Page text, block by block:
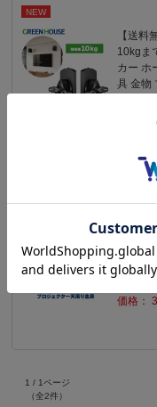
NEW
【送料
10kgま
カー ホ
具 金物
価格：
節 左右
下げ 金
クター
価格：
1 / 1ページ
（全2件）